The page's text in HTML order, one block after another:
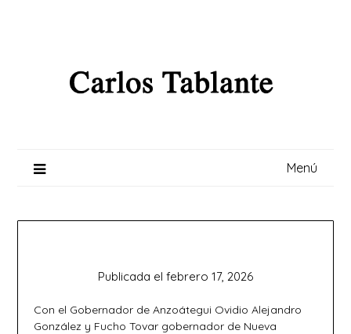
Menú
Publicada el febrero 17, 2026
Con el Gobernador de Anzoátegui Ovidio Alejandro
González y Fucho Tovar gobernador de Nueva